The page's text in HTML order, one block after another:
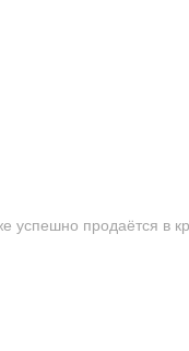
продаётся в